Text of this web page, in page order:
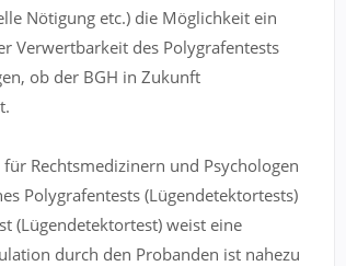
Nötigung etc.) die Möglichkeit ein
Verwertbarkeit des Polygrafentests
ob der BGH in Zukunft
Rechtsmedizinern und Psychologen
Polygrafentests (Lügendetektortests)
(Lügendetektortest) weist eine
durch den Probanden ist nahezu